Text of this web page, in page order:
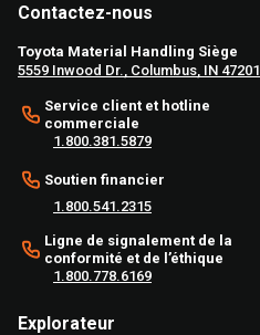
Contactez-nous
Toyota Material Handling Siège
5559 Inwood Dr., Columbus, IN 47201
Service client et hotline
commerciale
1.800.381.5879
Soutien financier
1.800.541.2315
Ligne de signalement de la
conformité et de l’éthique
1.800.778.6169
Explorateur